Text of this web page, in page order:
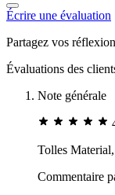
Écrire une évaluation
Partagez vos
Évaluations des
Note générale
Tolles
Commentaire